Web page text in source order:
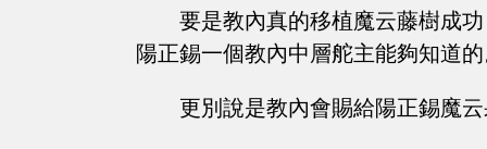
要是教內真的移植魔云藤樹成
陽正錫一個教內中層舵主能夠知道
更別說是教內會賜給陽正錫魔